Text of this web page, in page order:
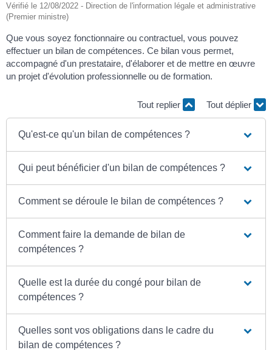
Vérifié le 12/08/2022 - Direction de l'information légale et administrative
(Premier ministre)
Que vous soyez fonctionnaire ou contractuel, vous pouvez
effectuer un bilan de compétences. Ce bilan vous permet,
accompagné d'un prestataire, d'élaborer et de mettre en œuvre
un projet d'évolution professionnelle ou de formation.
Tout replier Tout déplier
Qu'est-ce qu'un bilan de compétences ?
Qui peut bénéficier d'un bilan de compétences ?
Comment se déroule le bilan de compétences ?
Comment faire la demande de bilan de
compétences ?
Quelle est la durée du congé pour bilan de
compétences ?
Quelles sont vos obligations dans le cadre du
bilan de compétences ?